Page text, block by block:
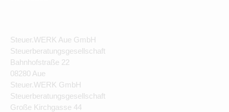
Steuer.WERK Aue GmbH
Steuerberatungsgesellschaft
Bahnhofstraße 22
08280 Aue
Steuer.WERK GmbH
Steuerberatungsgesellschaft
Große Kirchgasse 44